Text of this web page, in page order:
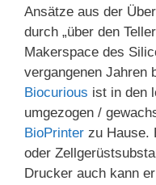
Ansätze aus der
durch „über den
Makerspace des
vergangenen Jahren
Biocurious ist in den
umgezogen /
BioPrinter zu Hause.
oder
Drucker auch kann